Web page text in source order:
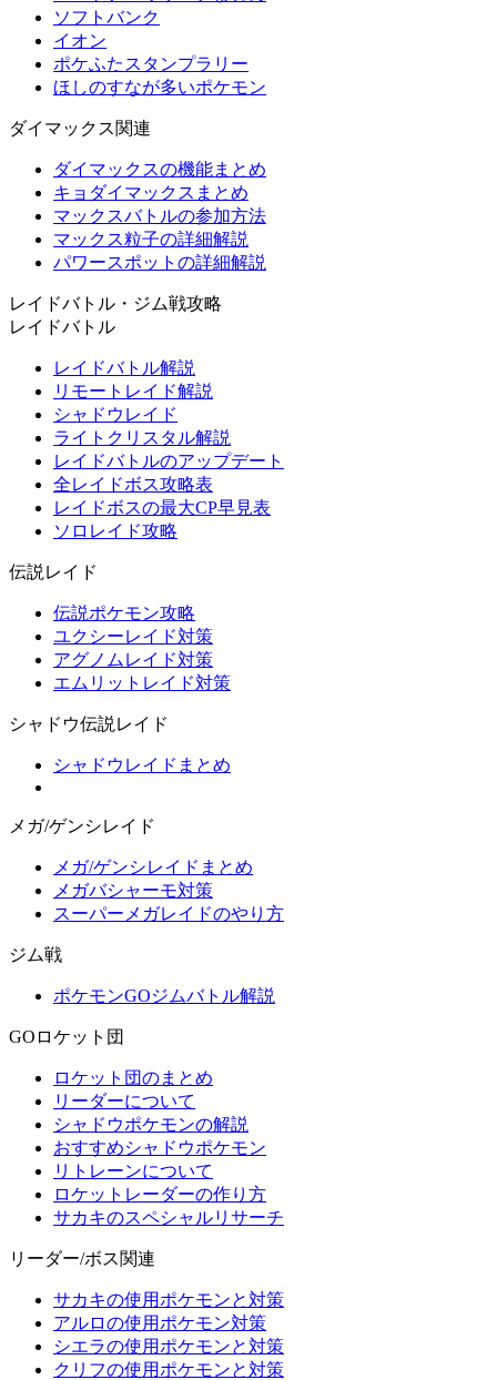
ソフトバンク
イオン
ポケふたスタンプラリー
ほしのすなが多いポケモン
ダイマックス関連
ダイマックスの機能まとめ
キョダイマックスまとめ
マックスバトルの参加方法
マックス粒子の詳細解説
パワースポットの詳細解説
レイドバトル・ジム戦攻略
レイドバトル
レイドバトル解説
リモートレイド解説
シャドウレイド
ライトクリスタル解説
レイドバトルのアップデート
全レイドボス攻略表
レイドボスの最大CP早見表
ソロレイド攻略
伝説レイド
伝説ポケモン攻略
ユクシーレイド対策
アグノムレイド対策
エムリットレイド対策
シャドウ伝説レイド
シャドウレイドまとめ
メガ/ゲンシレイド
メガ/ゲンシレイドまとめ
メガバシャーモ対策
スーパーメガレイドのやり方
ジム戦
ポケモンGOジムバトル解説
GOロケット団
ロケット団のまとめ
リーダーについて
シャドウポケモンの解説
おすすめシャドウポケモン
リトレーンについて
ロケットレーダーの作り方
サカキのスペシャルリサーチ
リーダー/ボス関連
サカキの使用ポケモンと対策
アルロの使用ポケモン対策
シエラの使用ポケモンと対策
クリフの使用ポケモンと対策